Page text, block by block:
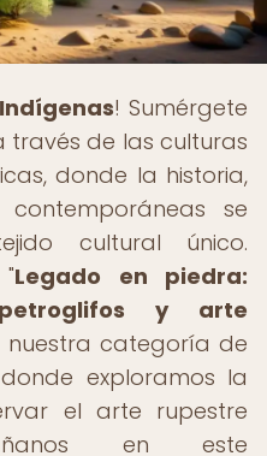
! Sumérgete
través de las culturas
donde la historia,
se
cultural único.
Legado en piedra:
y arte
nuestra categoría de
exploramos la
el arte rupestre
en este